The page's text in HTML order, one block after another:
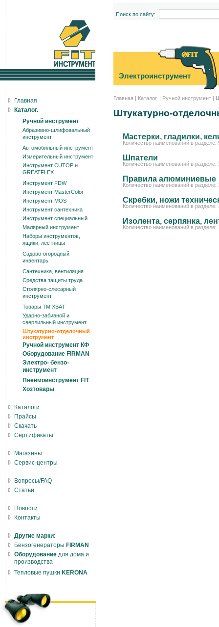
Поиск по сайту:
Электроинструмент
Главная | Каталог. | Ручной инструмент |
Штукатурно-
Мастерки, гладилки,
Количество наименований в разделе:
Шпатели
Количество наименований в разделе:
Правила алюминиевые
Количество наименований в разделе:
Скребки, ножи
Количество наименований в разделе:
Изолента, серпянка,
Количество наименований в разделе:
Главная
Каталог.
Ручной инструмент
Абразивно-шлифовальный
инструмент
Автомобильный инструмент
Измерительный инструмент
Инструмент CUTOP и
GREATFLEX
Инструмент FDW
Инструмент MasterColor
Инструмент MOS
Инструмент сантехника
Инструмент специальный
Малярный инструмент
Наборы инструментов,
ящики, лестницы
Садово-огородный
инвентарь
Сантехника, вентиляция
Средства защиты труда
Столярно-слесарный
инструмент
Товары ТМ ХВАТ
Ударно-забивной и
сверлильный инструмент
Штукатурно-отделочный
инструмент
Ручной инструмент КФ
Оборудование FIRMAN
Электро- бензо-
инструмент
Пневмоинструмент FIT
Хозтовары
Каталоги
Прайсы
Скачать
Сертификаты
Магазины
Сервис-центры
Вопросы/FAQ
Статьи
Новости
Контакты
Другие марки:
Бензогенераторы FIRMAN
Оборудование для дома и
производства
Тепловые пушки KERONA